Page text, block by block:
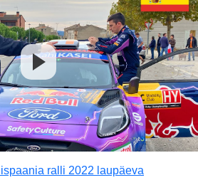
ralli 2022 laupäeva